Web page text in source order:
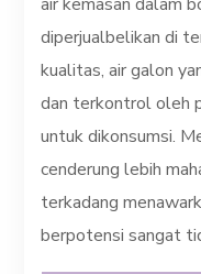
diperjualbelikan di
kualitas, air galon
dan terkontrol oleh
untuk dikonsumsi.
cenderung lebih
terkadang
berpotensi sangat